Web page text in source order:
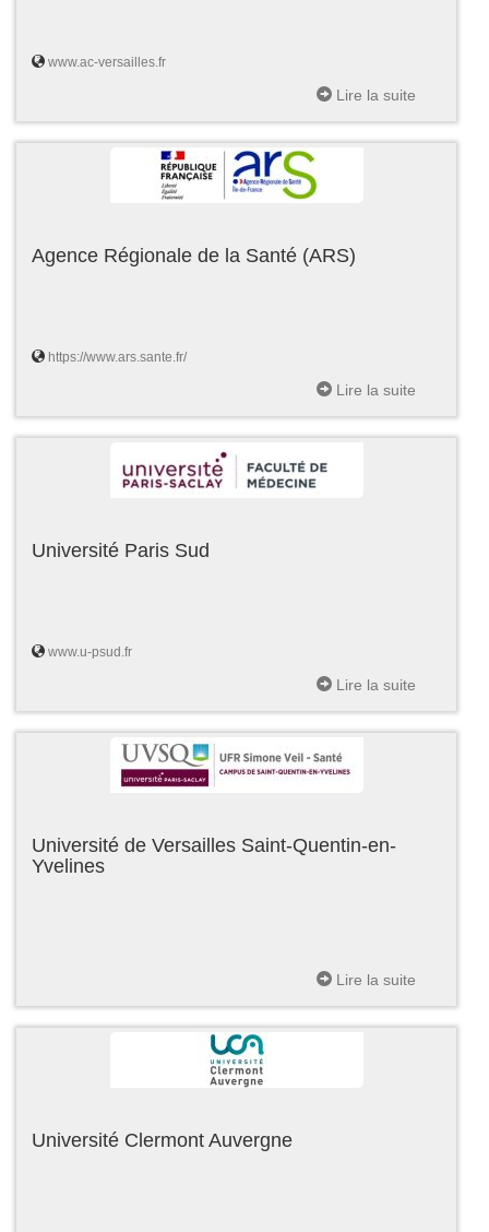
www.ac-versailles.fr
Lire la suite
Agence Régionale de la Santé (ARS)
https://www.ars.sante.fr/
Lire la suite
Université Paris Sud
www.u-psud.fr
Lire la suite
Université de Versailles Saint-Quentin-en-
Yvelines
Lire la suite
Université Clermont Auvergne